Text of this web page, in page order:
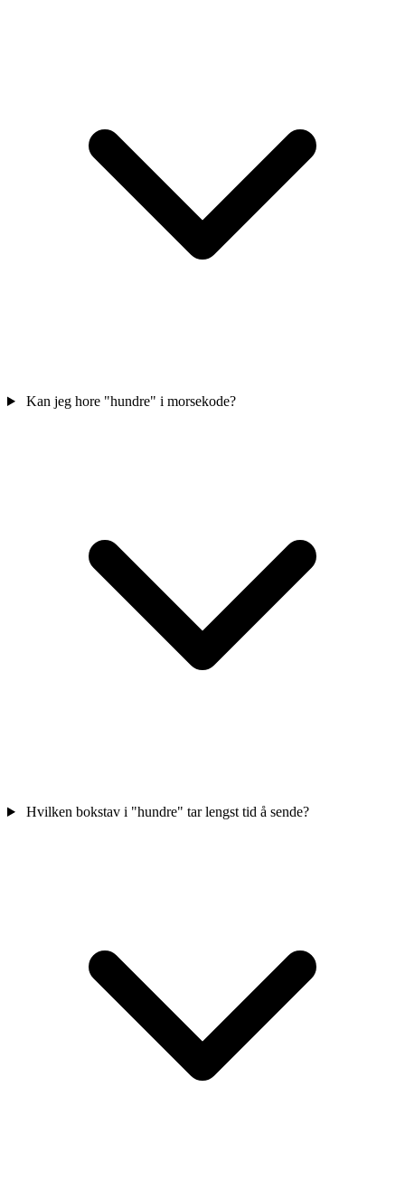
Kan jeg hore "hundre" i morsekode?
Hvilken bokstav i "hundre" tar lengst tid å sende?